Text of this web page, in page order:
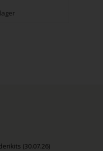
(30.07.26)